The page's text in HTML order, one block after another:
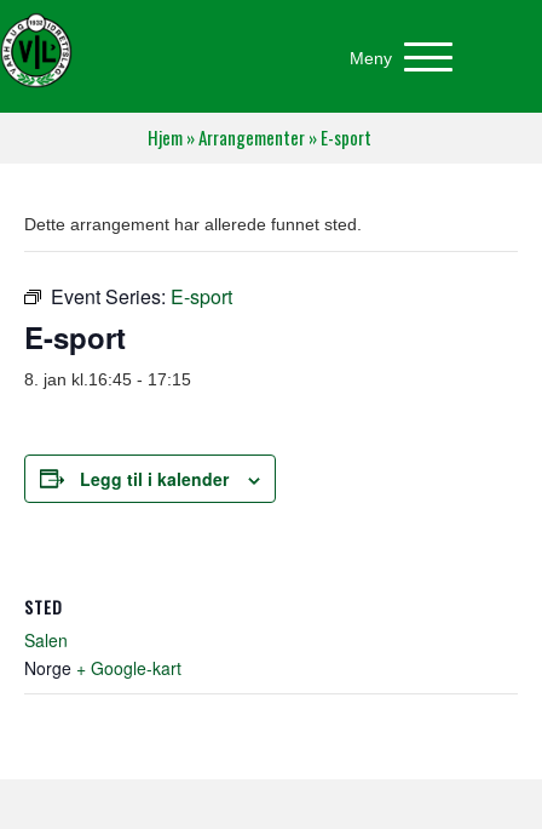
Meny
Hjem»Arrangementer»E-sport
Dette arrangement har allerede funnet sted.
Event Series: E-sport
E-sport
8. jan kl.16:45 - 17:15
Legg til i kalender
STED
Salen
Norge + Google-kart